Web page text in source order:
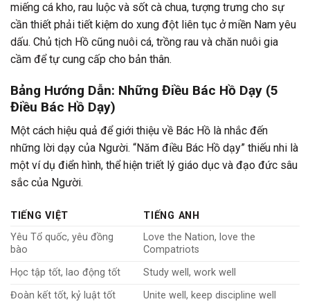
miếng cá kho, rau luộc và sốt cà chua, tượng trưng cho sự
cần thiết phải tiết kiệm do xung đột liên tục ở miền Nam yêu
dấu. Chủ tịch Hồ cũng nuôi cá, trồng rau và chăn nuôi gia
cầm để tự cung cấp cho bản thân.
Bảng Hướng Dẫn: Những Điều Bác Hồ Dạy (5
Điều Bác Hồ Dạy)
Một cách hiệu quả để giới thiệu về Bác Hồ là nhắc đến
những lời dạy của Người. “Năm điều Bác Hồ dạy” thiếu nhi là
một ví dụ điển hình, thể hiện triết lý giáo dục và đạo đức sâu
sắc của Người.
TIẾNG VIỆT
TIẾNG ANH
Yêu Tổ quốc, yêu đồng
bào
Love the Nation, love the
Compatriots
Học tập tốt, lao động tốt
Study well, work well
Đoàn kết tốt, kỷ luật tốt
Unite well, keep discipline well